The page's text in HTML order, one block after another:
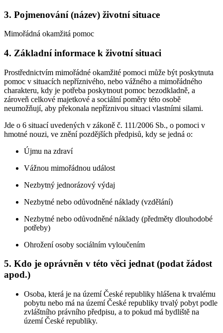
3. Pojmenování (název) životní situace
Mimořádná okamžitá pomoc
4. Základní informace k životní situaci
Prostřednictvím mimořádné okamžité pomoci může být poskytnuta
pomoc v situacích nepříznivého, nebo vážného a mimořádného
charakteru, kdy je potřeba poskytnout pomoc bezodkladně, a
zároveň celkové majetkové a sociální poměry této osobě
neumožňují, aby překonala nepříznivou situaci vlastními silami.
Jde o 6 situací uvedených v zákoně č. 111/2006 Sb., o pomoci v
hmotné nouzi, ve znění pozdějších předpisů, kdy se jedná o:
Újmu na zdraví
Vážnou mimořádnou událost
Nezbytný jednorázový výdaj
Nezbytné nebo odůvodněné náklady (vzdělání)
Nezbytné nebo odůvodněné náklady (předměty dlouhodobé
potřeby)
Ohrožení osoby sociálním vyloučením
5. Kdo je oprávněn v této věci jednat (podat žádost
apod.)
Osoba, která je na území České republiky hlášena k trvalému
pobytu nebo má na území České republiky trvalý pobyt podle
zvláštního právního předpisu, a to pokud má bydliště na
území České republiky.